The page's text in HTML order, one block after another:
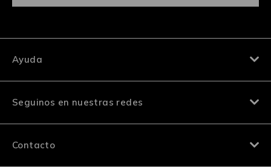
Ayuda
Seguinos en nuestras redes
Contacto